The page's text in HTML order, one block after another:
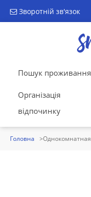
Зворотній зв'язок
Пошук проживання
Організація
відпочинку
Головна